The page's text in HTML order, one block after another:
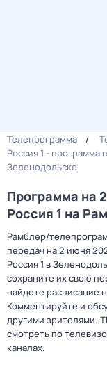
Телепрограмма
Россия 1 - программа
Зеленодольске
Программа на
Россия 1 на
Рамблер/
передач на 2 июня
Россия 1 в
сохраните их свою
найдете расписание
Комментируйте и
другими зрителями.
смотреть по
каналах.